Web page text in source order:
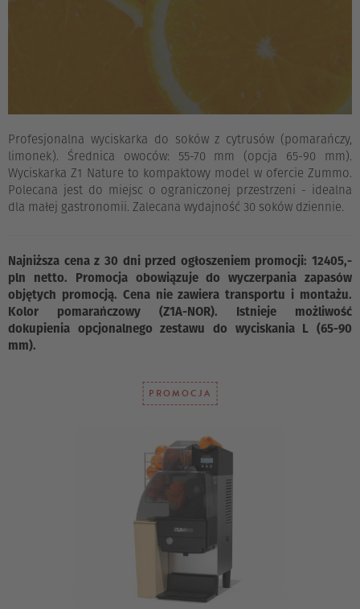
Profesjonalna wyciskarka do soków z cytrusów (pomarańczy,
limonek). Średnica owoców: 55-70 mm (opcja 65-90 mm).
Wyciskarka Z1 Nature to kompaktowy model w ofercie Zummo.
Polecana jest do miejsc o ograniczonej przestrzeni - idealna
dla małej gastronomii. Zalecana wydajność 30 soków dziennie.
Najniższa cena z 30 dni przed ogłoszeniem promocji: 12405,-
pln netto. Promocja obowiązuje do wyczerpania zapasów
objętych promocją. Cena nie zawiera transportu i montażu.
Kolor pomarańczowy (Z1A-NOR). Istnieje możliwość
dokupienia opcjonalnego zestawu do wyciskania L (65-90
mm).
PROMOCJA